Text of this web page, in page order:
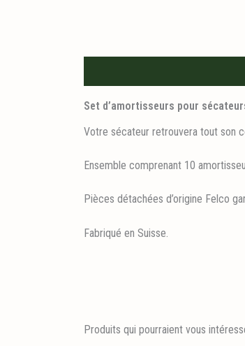
Set d’amortisseurs pour
Votre sécateur retrouvera tout son
Ensemble comprenant 10
Pièces détachées d’origine Felco
Fabriqué en Suisse.
Produits qui pourraient vous